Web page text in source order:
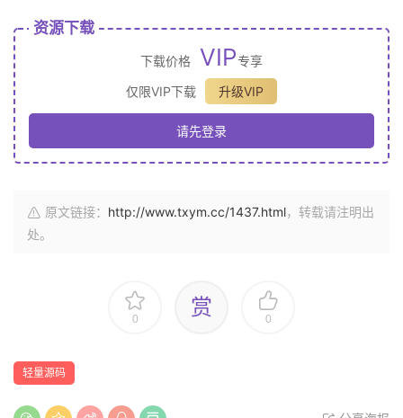
资源下载
下载价格 VIP专享
仅限VIP下载
升级VIP
请先登录
原文链接： http://www.txym.cc/1437.html，转载请注明出
处。
0 赏 0
轻量源码